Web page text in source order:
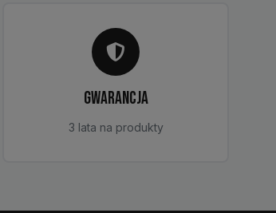
GWARANCJA
3 lata na produkty